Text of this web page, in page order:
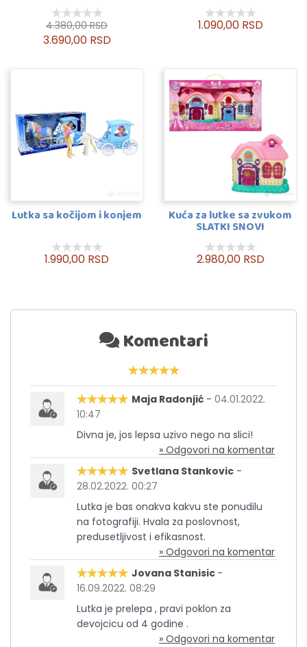
4.380,00 RSD
3.690,00 RSD
1.090,00 RSD
Lutka sa kočijom i konjem
1.990,00 RSD
Kuća za lutke sa zvukom
SLATKI SNOVI
2.980,00 RSD
Komentari
Maja Radonjić - 04.01.2022.
10:47
Divna je, jos lepsa uzivo nego na slici!
» Odgovori na komentar
Svetlana Stankovic -
28.02.2022. 00:27
Lutka je bas onakva kakvu ste ponudilu
na fotografiji. Hvala za poslovnost,
predusetljivost i efikasnost.
» Odgovori na komentar
Jovana Stanisic -
16.09.2022. 08:29
Lutka je prelepa , pravi poklon za
devojcicu od 4 godine .
» Odgovori na komentar